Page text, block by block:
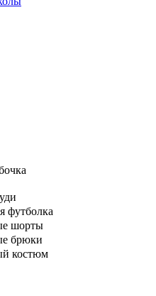
футболка
шорты
брюки
костюм